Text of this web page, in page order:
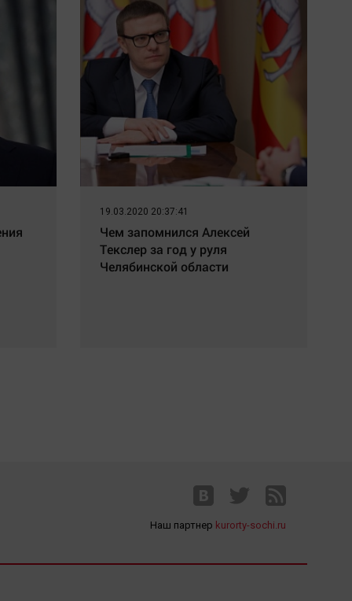
предприятии создателя
дрона «Упырь» после
покушения — детали
19.03.2020 20:37:41
Чем запомнился Алексей
Текслер за год у руля
Челябинской области
Наш партнер kurorty-sochi.ru